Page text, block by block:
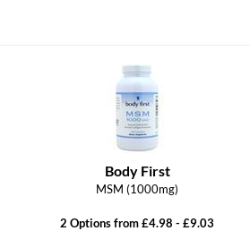
Body First
MSM (1000mg)
2 Options from £4.98 - £9.03